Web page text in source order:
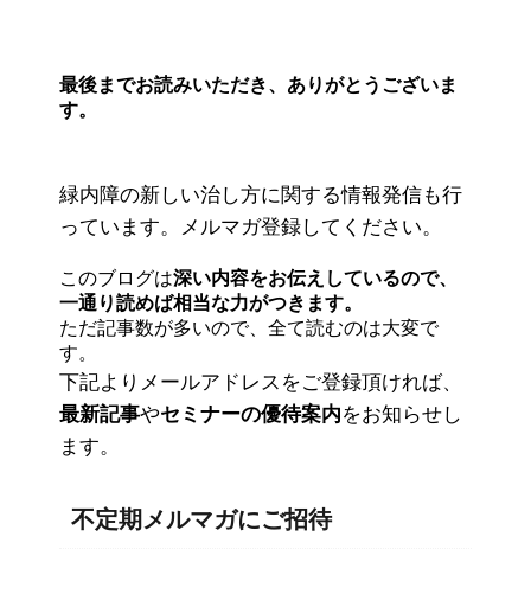
最後までお読みいただき、ありがとうございま
す。
緑内障の新しい治し方に関する情報発信も行
っています。メルマガ登録してください。
このブログは深い内容をお伝えしているので、
一通り読めば相当な力がつきます。
ただ記事数が多いので、全て読むのは大変で
す。
下記よりメールアドレスをご登録頂ければ、
最新記事やセミナーの優待案内をお知らせし
ます。
不定期メルマガにご招待